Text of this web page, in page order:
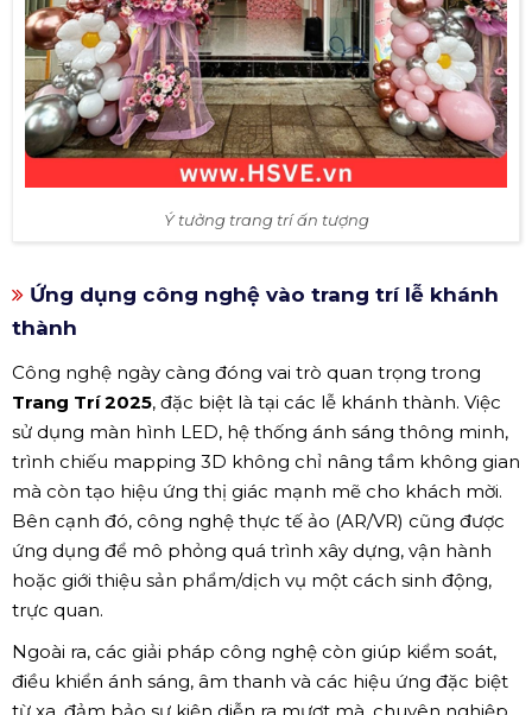
Ý tưởng trang trí ấn tượng
Ứng dụng công nghệ vào trang trí lễ khánh
thành
Công nghệ ngày càng đóng vai trò quan trọng trong
Trang Trí 2025, đặc biệt là tại các lễ khánh thành. Việc
sử dụng màn hình LED, hệ thống ánh sáng thông minh,
trình chiếu mapping 3D không chỉ nâng tầm không gian
mà còn tạo hiệu ứng thị giác mạnh mẽ cho khách mời.
Bên cạnh đó, công nghệ thực tế ảo (AR/VR) cũng được
ứng dụng để mô phỏng quá trình xây dựng, vận hành
hoặc giới thiệu sản phẩm/dịch vụ một cách sinh động,
trực quan.
Ngoài ra, các giải pháp công nghệ còn giúp kiểm soát,
điều khiển ánh sáng, âm thanh và các hiệu ứng đặc biệt
từ xa, đảm bảo sự kiện diễn ra mượt mà, chuyên nghiệp.